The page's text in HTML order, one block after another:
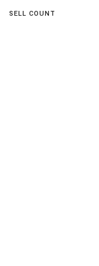
SELL COUNT